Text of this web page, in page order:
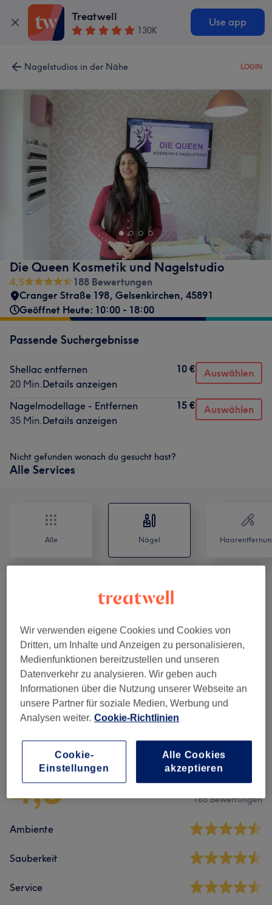
Treatwell
130K
Use app
Nagelstudios in der Nähe LOGIN
Die Queen Kosmetik und Nagelstudio
4,5
188 Bewertungen
Cranger Straße 198, Gelsenkirchen, 45891
Geöffnet Heute: 10:00 - 18:00
Passende Suchergebnisse
Shellac entfernen
20 Min.Details anzeigen
10 € Auswählen
Nagelmodellage - Entfernen
35 Min.Details anzeigen
15 € Auswählen
Nicht gefunden wonach du gesucht hast?
Alle Services
Alle Nägel
4)
Damen Maniküre (6) ab 10 €
Damen Pediküre (5 ) ab 27 €
Herren Maniküre (1) ab 20 €
4,5 188 Bewertungen
Ambiente
Sauberkeit
Service
Wir verwenden eigene Cookies und Cookies von
Dritten, um Inhalte und Anzeigen zu personalisieren,
Medienfunktionen bereitzustellen und unseren
Datenverkehr zu analysieren. Wir geben auch
Informationen über die Nutzung unserer Webseite an
unsere Partner für soziale Medien, Werbung und
Analysen weiter. Cookie-Richtlinien
Cookie-
Einstellungen
Alle Cookies
akzeptieren